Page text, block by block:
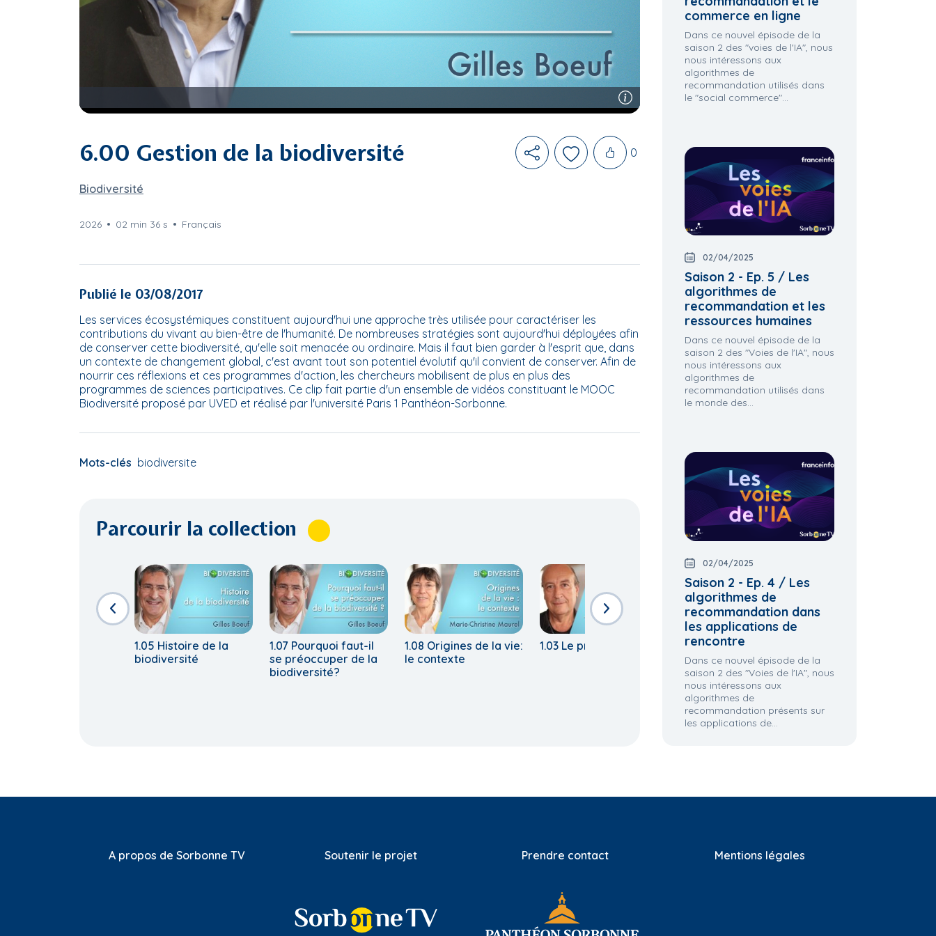
6.00 Gestion de la biodiversité
Biodiversité
2026 02 min 36 s Français
Likes
0
Publié le 03/08/2017
Les services écosystémiques constituent aujourd'hui une approche très utilisée pour caractériser les
contributions du vivant au bien-être de l'humanité. De nombreuses stratégies sont aujourd'hui déployées afin
de conserver cette biodiversité, qu'elle soit menacée ou ordinaire. Mais il faut bien garder à l'esprit que, dans
un contexte de changement global, c'est avant tout son potentiel évolutif qu'il convient de conserver. Afin de
nourrir ces réflexions et ces programmes d'action, les chercheurs mobilisent de plus en plus des
programmes de sciences participatives. Ce clip fait partie d'un ensemble de vidéos constituant le MOOC
Biodiversité proposé par UVED et réalisé par l'université Paris 1 Panthéon-Sorbonne.
Mots-clés biodiversite
Parcourir la collection
1.05 Histoire de la
biodiversité
1.07 Pourquoi faut-il
se préoccuper de la
biodiversité?
1.08 Origines de la vie:
le contexte
1.03 Le progrès
1.06 État actuel de la
biodiversité
perception et usages
commerce en ligne
Dans ce nouvel épisode de la
saison 2 des "voies de l'IA", nous
nous intéressons aux
algorithmes de
recommandation utilisés dans
le "social commerce"...
02/04/2025
Saison 2 - Ep. 5 / Les
algorithmes de
recommandation et les
ressources humaines
Dans ce nouvel épisode de la
saison 2 des "Voies de l'IA", nous
nous intéressons aux
algorithmes de
recommandation utilisés dans
le monde des...
02/04/2025
Saison 2 - Ep. 4 / Les
algorithmes de
recommandation dans
les applications de
rencontre
Dans ce nouvel épisode de la
saison 2 des "Voies de l'IA", nous
nous intéressons aux
algorithmes de
recommandation présents sur
les applications de...
A propos de Sorbonne TV Soutenir le projet Prendre contact Mentions légales